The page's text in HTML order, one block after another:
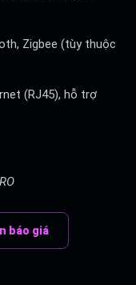
Zigbee (tùy thuộc
(RJ45), hỗ trợ
báo giá